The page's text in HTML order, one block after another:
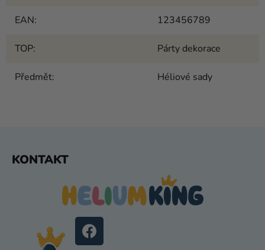
EAN: 123456789
TOP: Párty dekorace
Předmět: Héliové sady
KONTAKT